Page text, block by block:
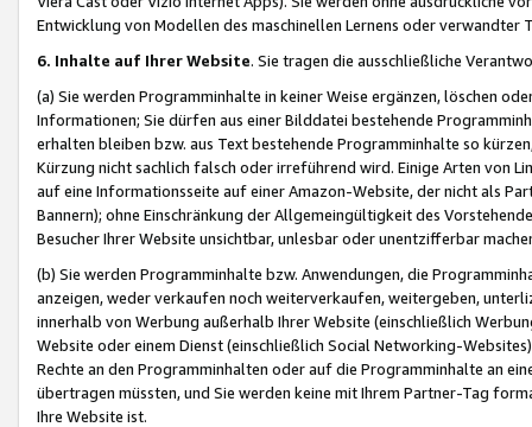
Entwicklung von Modellen des maschinellen Lernens oder
6. Inhalte auf Ihrer Website. Sie tragen die ausschließliche
(a) Sie werden Programminhalte in keiner Weise ergänzen, löschen
Informationen; Sie dürfen aus einer Bilddatei bestehende
erhalten bleiben bzw. aus Text bestehende Programminhalte so
Kürzung nicht sachlich falsch oder irreführend wird. Einige Arten von
auf eine Informationsseite auf einer Amazon-Website, der nicht als
Bannern); ohne Einschränkung der Allgemeingültigkeit des
Besucher Ihrer Website unsichtbar, unlesbar oder unentzifferbar
(b) Sie werden Programminhalte bzw. Anwendungen, die
anzeigen, weder verkaufen noch weiterverkaufen, weitergeben,
innerhalb von Werbung außerhalb Ihrer Website (einschließlich
Website oder einem Dienst (einschließlich Social Networking-
Rechte an den Programminhalten oder auf die Programminhalte an
übertragen müssten, und Sie werden keine mit Ihrem Partner-Tag
Ihre Website ist.